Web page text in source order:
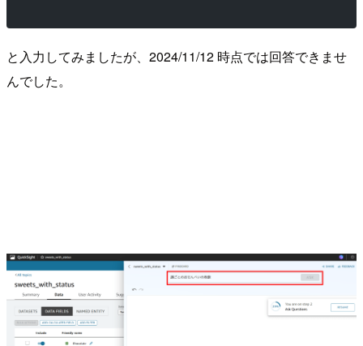
と入力してみましたが、2024/11/12 時点では回答できませ
んでした。